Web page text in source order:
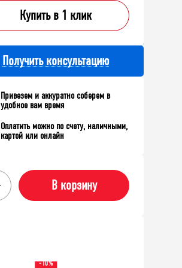
Купить в 1 клик
Получить консультацию
Привезем и аккуратно соберем в
удобное вам время
Оплатить можно по счету, наличными,
картой или онлайн
В корзину
-10%